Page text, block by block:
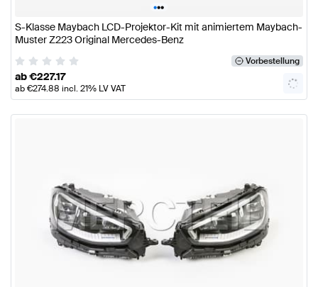
•••
S-Klasse Maybach LCD-Projektor-Kit mit animiertem Maybach-
Muster Z223 Original Mercedes-Benz
Vorbestellung
ab€227.17
ab€274.88 incl. 21% LV VAT